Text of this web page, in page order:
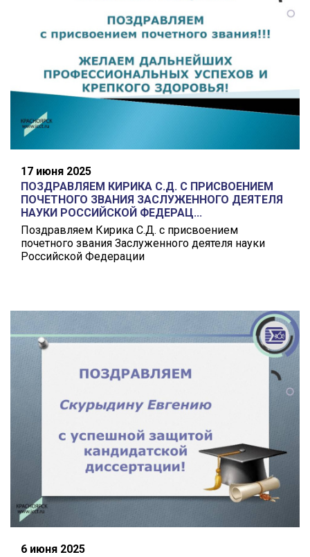
17 июня 2025
ПОЗДРАВЛЯЕМ КИРИКА С.Д. С ПРИСВОЕНИЕМ
ПОЧЕТНОГО ЗВАНИЯ ЗАСЛУЖЕННОГО ДЕЯТЕЛЯ
НАУКИ РОССИЙСКОЙ ФЕДЕРАЦ...
Поздравляем Кирика С.Д. с присвоением
почетного звания Заслуженного деятеля науки
Российской Федерации
6 июня 2025